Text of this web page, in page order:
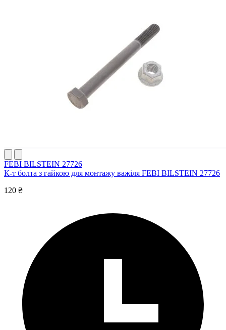
FEBI BILSTEIN 27726
К-т болта з гайкою для монтажу важіля FEBI BILSTEIN 27726
120 ₴